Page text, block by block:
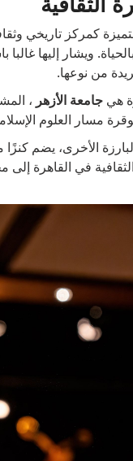
كمركز تاريخي
ويشار إليها غالبا
من نوعها.
هي جامعة الأزهر ،
مسار العلوم
الأخرى، يضم
في القاهرة إلى